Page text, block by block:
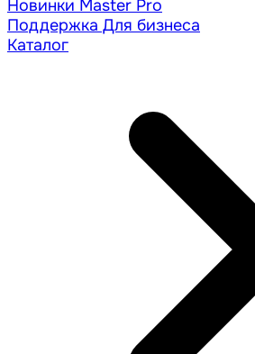
Новинки Master Pro
Поддержка Для бизнеса
Каталог